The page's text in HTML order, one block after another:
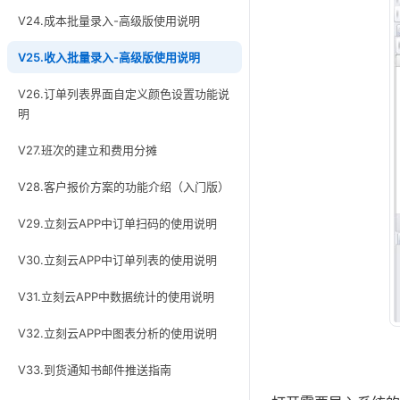
V24.成本批量录入-高级版使用说明
V25.收入批量录入-高级版使用说明
V26.订单列表界面自定义颜色设置功能说
明
V27.班次的建立和费用分摊
V28.客户报价方案的功能介绍（入门版）
V29.立刻云APP中订单扫码的使用说明
V30.立刻云APP中订单列表的使用说明
V31.立刻云APP中数据统计的使用说明
V32.立刻云APP中图表分析的使用说明
V33.到货通知书邮件推送指南